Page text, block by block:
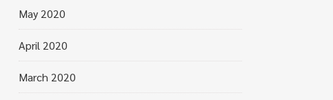
May 2020
April 2020
March 2020